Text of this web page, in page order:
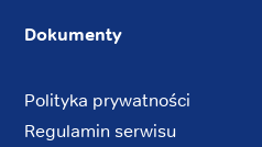
Dokumenty
Polityka prywatności
Regulamin serwisu